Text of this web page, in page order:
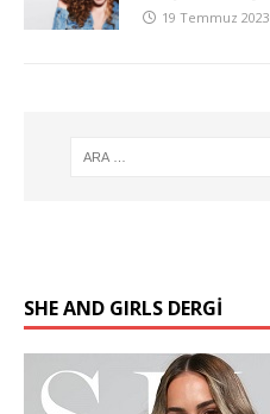
19 Temmuz 2023
SHE AND GIRLS DERGİ